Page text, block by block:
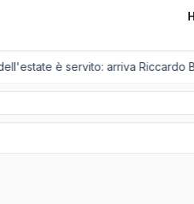
è servito: arriva Riccardo